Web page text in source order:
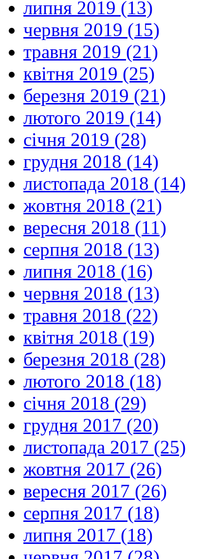
липня 2019 (13)
червня 2019 (15)
травня 2019 (21)
квітня 2019 (25)
березня 2019 (21)
лютого 2019 (14)
січня 2019 (28)
грудня 2018 (14)
листопада 2018 (14)
жовтня 2018 (21)
вересня 2018 (11)
серпня 2018 (13)
липня 2018 (16)
червня 2018 (13)
травня 2018 (22)
квітня 2018 (19)
березня 2018 (28)
лютого 2018 (18)
січня 2018 (29)
грудня 2017 (20)
листопада 2017 (25)
жовтня 2017 (26)
вересня 2017 (26)
серпня 2017 (18)
липня 2017 (18)